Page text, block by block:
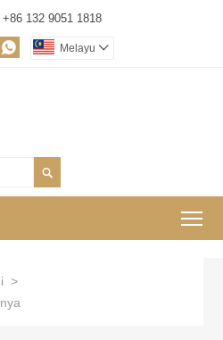
+86 132 9051 1818
 Melayu 

>